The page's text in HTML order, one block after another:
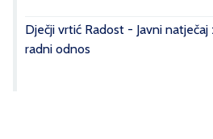
Dječji vrtić Radost - Javni
radni odnos